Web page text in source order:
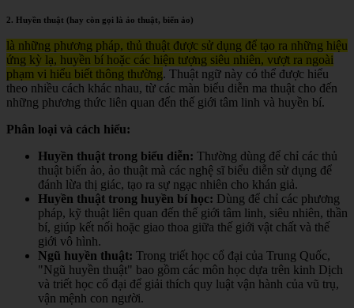
2. Huyền thuật (hay còn gọi là ảo thuật, biến ảo)
là những phương pháp, thủ thuật được sử dụng để tạo ra những hiệu
ứng kỳ lạ, huyền bí hoặc các hiện tượng siêu nhiên, vượt ra ngoài
phạm vi hiểu biết thông thường. Thuật ngữ này có thể được hiểu
theo nhiều cách khác nhau, từ các màn biểu diễn ma thuật cho đến
những phương thức liên quan đến thế giới tâm linh và huyền bí.
Phân loại và cách hiểu:
Huyền thuật trong biểu diễn: Thường dùng để chỉ các thủ
thuật biến ảo, ảo thuật mà các nghệ sĩ biểu diễn sử dụng để
đánh lừa thị giác, tạo ra sự ngạc nhiên cho khán giả.
Huyền thuật trong huyền bí học: Dùng để chỉ các phương
pháp, kỹ thuật liên quan đến thế giới tâm linh, siêu nhiên, thần
bí, giúp kết nối hoặc giao thoa giữa thế giới vật chất và thế
giới vô hình.
Ngũ huyền thuật: Trong triết học cổ đại của Trung Quốc,
"Ngũ huyền thuật" bao gồm các môn học dựa trên kinh Dịch
và triết học cổ đại để giải thích quy luật vận hành của vũ trụ,
vận mệnh con người.